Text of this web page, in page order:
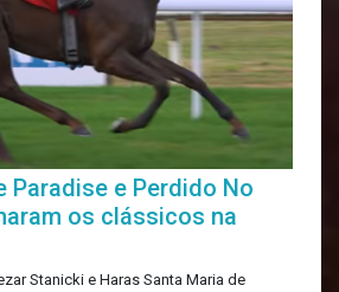
Paradise e Perdido No
os clássicos na
Stanicki e Haras Santa Maria de